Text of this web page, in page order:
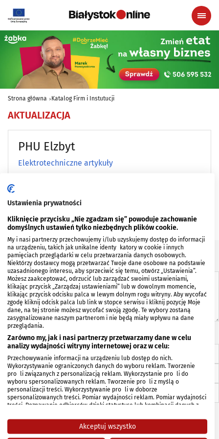
Strona główna Katalog Firm i Instutucji
AKTUALIZACJA
PHU Elzbyt
Elektrotechniczne artykuły
85 652 44 57
Zgłoś do aktualizacji
Masz informacje, że firma zmieniła swoje dane albo nie
istnieje?
Napisz co wiesz
Nie jestem związany z firmą
Jestem związany z firmą
Imię i Nazwisko *
Telefon kontaktowy
E-mail
Wyrażam zgodę na przetwarzanie moich danych osobowych zawartych w
formularzu w celu weryfikacji podanych informacji.
Ustawienia prywatności
Kliknięcie przycisku „Nie zgadzam się” powoduje zachowanie
domyślnych ustawień tylko niezbędnych plików cookie.
My i nasi partnerzy przechowujemy i/lub uzyskujemy dostęp do informacji
na urządzeniu, takich jak unikalne identyfikatory w cookie i innych
pamięciach przeglądarki w celu przetwarzania danych osobowych.
Niektórzy dostawcy mogą przetwarzać Twoje dane osobowe na podstawie
uzasadnionego interesu, aby sprzeciwić się temu, otwórz „Ustawienia”.
Możesz zaakceptować, odrzucić lub zarządzać swoimi ustawieniami,
klikając przycisk „Zarządzaj ustawieniami” lub w dowolnym momencie,
klikając przycisk odcisku palca w lewym dolnym rogu witryny. Aby wycofać
zgodę kliknij odcisk palca lub link w stopce serwisu i kliknij pozycję Moje
dane, na tej stronie możesz wycofać swoją zgodę. Te wybory zostaną
zasygnalizowane naszym partnerom i nie będą miały wpływu na dane
przeglądania.
Zarówno my, jak i nasi partnerzy przetwarzamy dane w celu
analizy wydajności witryny internetowej oraz w celu:
Przechowywanie informacji na urządzeniu lub dostęp do nich.
Wykorzystywanie ograniczonych danych do wyboru reklam. Tworzenie
profili związanych z personalizacją reklam. Wykorzystanie profili do
wyboru spersonalizowanych reklam. Tworzenie profili z myślą o
personalizacji treści. Wykorzystywanie profili w doborze
spersonalizowanych treści. Pomiar wydajności reklam. Pomiar wydajności
treści. Poznawanie odbiorców dzięki statystyce lub kombinacji danych z
ograniczonych danych do wyboru treści.
Dane mogą być udostępniane poza Unię Europejską i wysyłane do USA.
Akceptuj wszystko